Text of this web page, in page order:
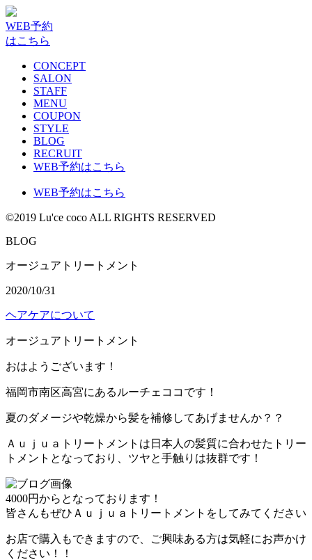
WEB予約
はこちら
CONCEPT
SALON
STAFF
MENU
COUPON
STYLE
BLOG
RECRUIT
WEB予約はこちら
WEB予約はこちら
©2019 Lu'ce coco ALL RIGHTS RESERVED
BLOG
オージュアトリートメント
2020/10/31
ヘアケアについて
オージュアトリートメント
おはようございます！
福岡市南区高宮にあるルーチェココです！
夏のダメージや乾燥から髪を補修してあげませんか？？
Ａｕｊｕａトリートメントは日本人の髪質に合わせたトリー
トメントとなっており、ツヤと手触りは抜群です！
4000円からとなっております！
皆さんもぜひＡｕｊｕａトリートメントをしてみてください
お店で購入もできますので、ご興味ある方は気軽にお声かけ
ください！！